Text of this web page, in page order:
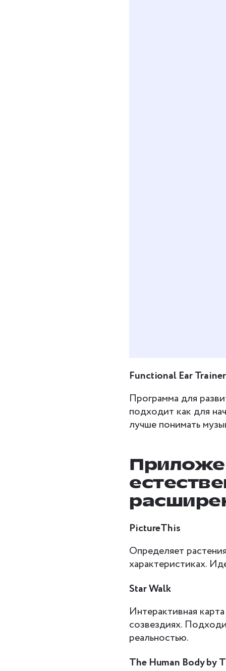
Functional Ear Trainer
Программа для
подходит как для
лучше понимать
PictureThis
Определяет
характеристиках.
Star Walk
Интерактивная
созвездиях.
реальностью.
The Human Body by